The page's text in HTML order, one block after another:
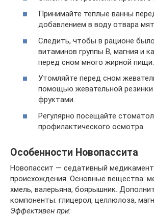
Принимайте теплые ванны
добавлением в воду отвара
Следить, чтобы в рационе
витаминов группы В, магния и
перед сном много жирной пищи.
Утомляйте перед сном
помощью жевательной
фруктами.
Регулярно посещайте
профилактического осмотра.
Особенности Новопассита
Новопассит — седативный медикамент
происхождения. Основные вещества:
хмель, валерьяна, боярышник.
компоненты: глицерол, целлюлоза,
Эффективен при: